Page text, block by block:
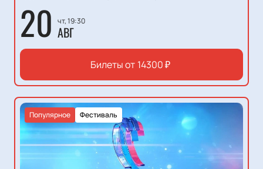
20 чт, 19:30
АВГ
Билеты от 14300₽
Фестиваль
Популярное